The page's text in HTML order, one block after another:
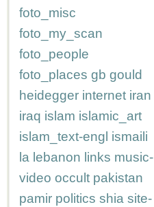
foto_misc
foto_my_scan
foto_people
foto_places gb gould
heidegger internet iran
iraq islam islamic_art
islam_text-engl ismaili
la lebanon links music-
video occult pakistan
pamir politics shia site-